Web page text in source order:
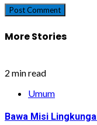
More Stories
2 min read
Umum
Bawa Misi